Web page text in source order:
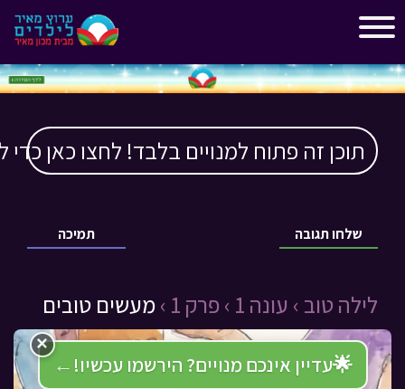
תוכן זה פתוח למנויים בלבד! לחצו כאן כדי
תמיכה שלחו תגובה
לילה טוב › עונה 1 › פרק 1 › מעשים טובים
🌟עדיין אינכם מנויים? הירשמו עכשיו! ←
×